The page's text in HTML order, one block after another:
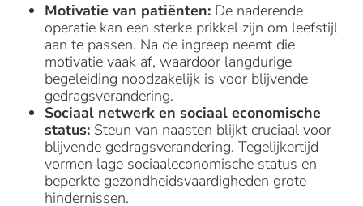
Motivatie van patiënten: De naderende
operatie kan een sterke prikkel zijn om leefstijl
aan te passen. Na de ingreep neemt die
motivatie vaak af, waardoor langdurige
begeleiding noodzakelijk is voor blijvende
gedragsverandering.
Sociaal netwerk en sociaal economische
status: Steun van naasten blijkt cruciaal voor
blijvende gedragsverandering. Tegelijkertijd
vormen lage sociaaleconomische status en
beperkte gezondheidsvaardigheden grote
hindernissen.